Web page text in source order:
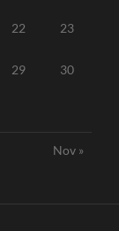
22 23
29 30
Nov »